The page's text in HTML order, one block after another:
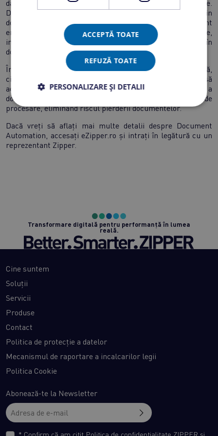
datele colectate, eliminând rata apariției erorii umane.
Document Automation recunoaște automat datele din
documente, indiferent de format sau de limba în care sunt
emise și extrage datele din dosarele cu pagini multiple,
indiferent de locul în care se regăsesc acestea în
documente.
În ziua de astăzi, automatizarea nu mai este doar o tendință,
ci a devenit o necesitate pentru bănci deoarece reușește să
acopere nevoile de sistematizare a modului de prelucrare a
documentelor și oferă control total asupra întregului flux de
procesare, eliminând riscul pierderii documentelor.
Dacă vreți să aflați mai multe detalii despre Document
Automation, accesați eZipper.ro și intrați în legătură cu un
reprezentant Zipper.
Transformare digitală pentru performanță în lumea
reală.
Cine suntem
Soluții
Servicii
Produse
Contact
Politica de protecție a datelor
Mecanismul de raportare a incalcarilor legii
Politica Cookie
Abonează-te la Newsletter
ACCEPTĂ TOATE
REFUZĂ TOATE
PERSONALIZARE ȘI DETALII